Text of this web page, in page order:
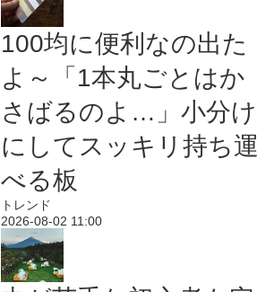
100均に便利なの出た
よ～「1本丸ごとはか
さばるのよ…」小分け
にしてスッキリ持ち運
べる板
トレンド
2026-08-02 11:00